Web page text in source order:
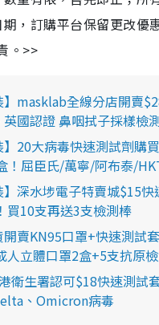
，訂購平台保留更改優
。>>
】masklab全線分店開賣
國認證 鼻咽拭子採樣檢
】20大病毒快速測試劑購
！屈臣氏/萬寧/阿布泰/
】深水埗電子特賣城$15
買10支再送3支檢測棒
賣KN95口罩+快速測試
人立體口罩2盒+5支抗原
衛生署認可$18快速測試
、Omicron病毒